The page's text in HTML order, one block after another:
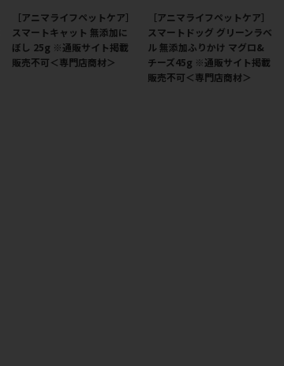
［アニマライフペットケア］
スマートキャット 無添加に
ぼし 25g ※通販サイト掲載
販売不可＜専門店商材＞
［アニマライフペットケア］
スマートドッグ グリーンラベ
ル 無添加ふりかけ マグロ&
チーズ45g ※通販サイト掲載
販売不可＜専門店商材＞